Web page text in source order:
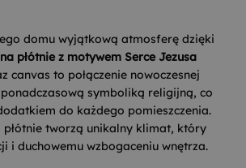
domu wyjątkową atmosferę dzięki
płótnie z motywem Serce Jezusa
canvas to połączenie nowoczesnej
symboliką religijną, co
do każdego pomieszczenia.
tworzą unikalny klimat, który
i duchowemu wzbogaceniu wnętrza.